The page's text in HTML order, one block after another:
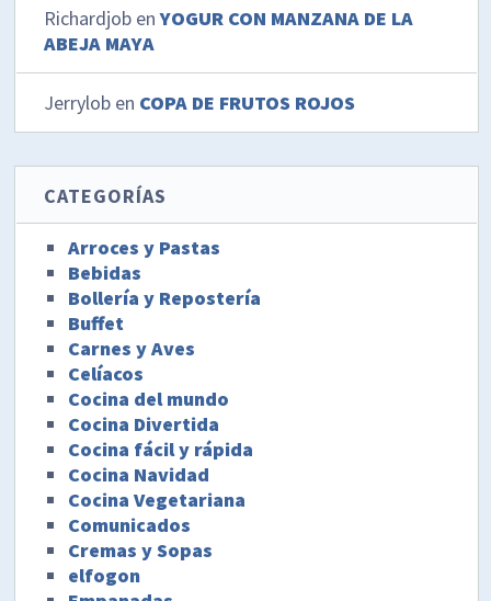
Richardjob enYOGUR CON MANZANA DE LA
ABEJA MAYA
Jerrylob en COPA DE FRUTOS ROJOS
CATEGORÍAS
Arroces y Pastas
Bebidas
Bollería y Repostería
Buffet
Carnes y Aves
Celíacos
Cocina del mundo
Cocina Divertida
Cocina fácil y rápida
Cocina Navidad
Cocina Vegetariana
Comunicados
Cremas y Sopas
elfogon